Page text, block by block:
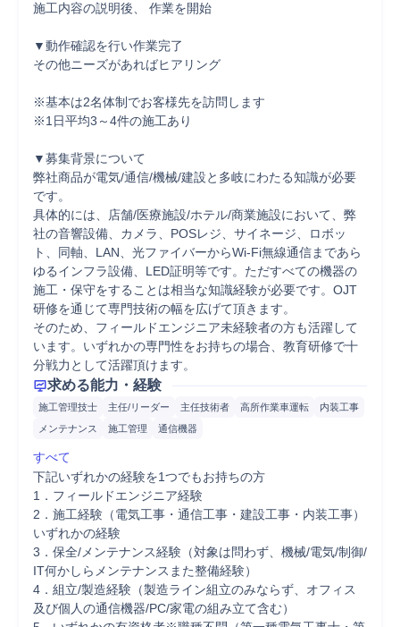
施工内容の説明後、 作業を開始
▼動作確認を行い作業完了
その他ニーズがあればヒアリング
※基本は2名体制でお客様先を訪問します
※1日平均3～4件の施工あり
▼募集背景について
弊社商品が電気/通信/機械/建設と多岐にわたる知識が必要
です。
具体的には、店舗/医療施設/ホテル/商業施設において、弊
社の音響設備、カメラ、POSレジ、サイネージ、ロボッ
ト、同軸、LAN、光ファイバーからWi-Fi無線通信まであら
ゆるインフラ設備、LED証明等です。ただすべての機器の
施工・保守をすることは相当な知識経験が必要です。OJT
研修を通じて専門技術の幅を広げて頂きます。
そのため、フィールドエンジニア未経験者の方も活躍して
います。いずれかの専門性をお持ちの場合、教育研修で十
分戦力として活躍頂けます。
求める能力・経験
施工管理技士 主任/リーダー 主任技術者 高所作業車運転
内装工事
メンテナンス
施工管理 通信機器
すべて
下記いずれかの経験を1つでもお持ちの方
1．フィールドエンジニア経験
2．施工経験（電気工事・通信工事・建設工事・内装工事）
いずれかの経験
3．保全/メンテナンス経験（対象は問わず、機械/電気/制御/
IT何かしらメンテナンスまた整備経験）
4．組立/製造経験（製造ライン組立のみならず、オフィス
及び個人の通信機器/PC/家電の組み立て含む）